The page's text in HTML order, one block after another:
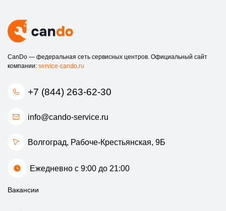
Не допускайте, чтобы незначительные проблемы
превратились в серьезные. Обращайтесь к профессионалам!
Ждем вас в нашем сервисном центре в Волгограде!
CanDo — федеральная сеть сервисных центров. Официальный сайт
компании: service-cando.ru
+7 (844) 263-62-30
info@cando-service.ru
Волгоград, ​Рабоче-Крестьянская, 9Б
Ежедневно с 9:00 до 21:00
Вакансии